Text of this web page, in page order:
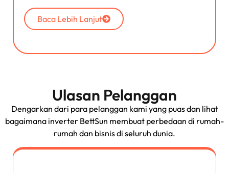
Baca Lebih Lanjut
Ulasan Pelanggan
Dengarkan dari para pelanggan kami yang puas dan lihat
bagaimana inverter BettSun membuat perbedaan di rumah-
rumah dan bisnis di seluruh dunia.